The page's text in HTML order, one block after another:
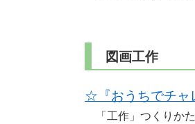
図画工作
☆『おうちでチャ
「工作」つくりか